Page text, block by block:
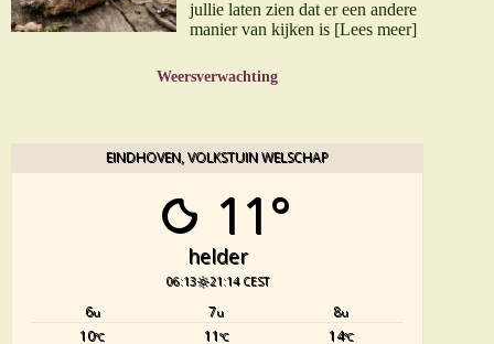
jullie laten zien dat er een andere
manier van kijken is [Lees meer]
Weersverwachting
EINDHOVEN, VOLKSTUIN WELSCHAP
11°
helder
06:13 21:14 CEST
6u 7u 8u
10°C 11°C 14°C